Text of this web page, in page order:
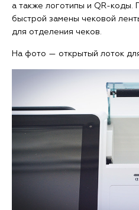
а также логотипы и QR-коды.
быстрой замены чековой
для отделения чеков.
На фото — открытый лоток